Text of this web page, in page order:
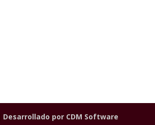
Desarrollado por CDM Software